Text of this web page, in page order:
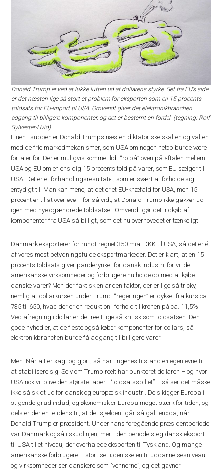
Donald Trump er ved at lukke luften ud af dollarens styrke. Set fra EU’s side
er det næsten lige så stort et problem for eksporten som en 15 procents
toldsats for EU-import til USA. Omvendt giver det elektronikbranchen
adgang til billigere komponenter, og det er bestemt en fordel. (tegning: Rolf
Sylvester-Hvid)
Fluen i suppen er Donald Trumps næsten diktatoriske skalten og valten
med de frie markedmekanismer, som USA om nogen netop burde være
fortaler for. Der er muligvis kommet lidt “ro på” oven på aftalen mellem
USA og EU om en ensidig 15 procents told på varer, som EU sælger til
USA. Det er et forhandlingsresultatet, som er svært at forholde sig
entydigt til. Man kan mene, at det er et EU-knæfald for USA, men 15
procent er til at overleve – for så vidt, at Donald Trump ikke gakker ud
igen med nye og ændrede toldsatser. Omvendt gør det indkøb af
komponenter fra USA så billigt, som det nu overhovedet er tænkeligt.
Danmark eksporterer for rundt regnet 350 mia. DKK til USA, så det er ét
af vores mest betydningsfulde eksportmarkeder. Det er klart, at en 15
procents toldsats giver panderynker for dansk industri, for vil de
amerikanske virksomheder og forbrugere nu holde op med at købe
danske varer? Men der faktisk en anden faktor, der er lige så tricky,
nemlig at dollarkursen under Trump-“regeringen” er dykket fra kurs ca.
735 til 650, hvad der er en reduktion i forhold til kronen på ca. 11,5%.
Ved afregning i dollar er det reelt lige så kritisk som toldsatsen. Den
gode nyhed er, at de fleste også køber komponenter for dollars, så
elektronikbranchen burde få adgang til billigere varer.
Men: Når alt er sagt og gjort, så har tingenes tilstand en egen evne til
at stabilisere sig. Selv om Trump reelt har punkteret dollaren – og hvor
USA nok vil blive den største taber i “toldsatsspillet” – så ser det måske
ikke så skidt ud for dansk og europæisk industri. Dels kigger Europa i
stigende grad indad, og økonomisk er Europa meget stærk for tiden, og
dels er der en tendens til, at det sjældent går så galt endda, når
Donald Trump er præsident. Under hans foregående præsidentperiode
var Danmark også i skudlinjen, men i den periode steg dansk eksport
til USA til et niveau, der overhalede eksporten til Tyskland. Og mange
amerikanske forbrugere – stort set uden skelen til uddannelsesniveau –
og virksomheder ser danskere som “vennerne”, og det gavner